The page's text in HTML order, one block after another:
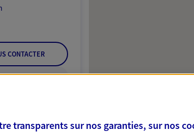
CONTACTER
transparents sur nos garanties, sur nos